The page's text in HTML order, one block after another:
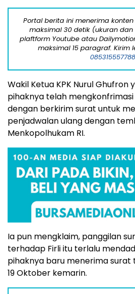
Portal berita ini menerima
maksimal 30 detik (ukuran
plaftform Youtube atau
maksimal 15 paragraf. Kirim
Wakil Ketua KPK Nurul Ghufron
pihaknya telah
dengan berkirim surat untuk
penjadwalan ulang dengan
Menkopolhukam RI.
Ia pun mengklaim, panggilan
terhadap Firli itu terlalu
pihaknya baru menerima surat
19 Oktober kemarin.